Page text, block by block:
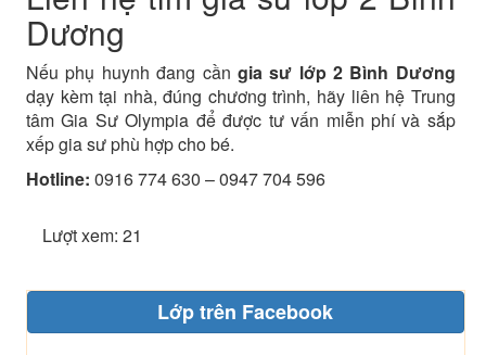
Dương
Nếu phụ huynh đang cần gia sư lớp 2 Bình Dương
dạy kèm tại nhà, đúng chương trình, hãy liên hệ Trung
tâm Gia Sư Olympia để được tư vấn miễn phí và sắp
xếp gia sư phù hợp cho bé.
Hotline: 0916 774 630 – 0947 704 596
Lượt xem: 21
Lớp trên Facebook